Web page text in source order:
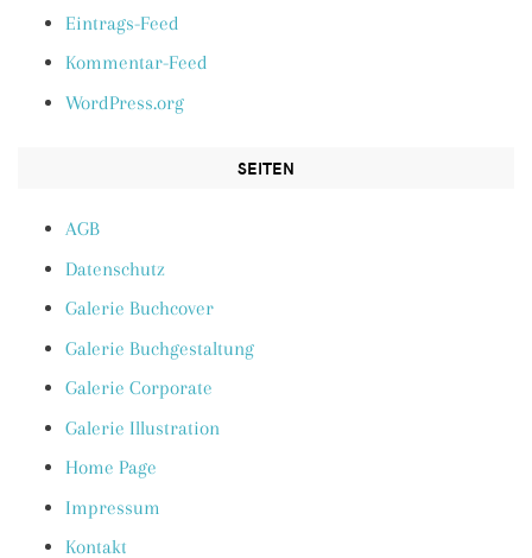
Eintrags-Feed
Kommentar-Feed
WordPress.org
SEITEN
AGB
Datenschutz
Galerie Buchcover
Galerie Buchgestaltung
Galerie Corporate
Galerie Illustration
Home Page
Impressum
Kontakt